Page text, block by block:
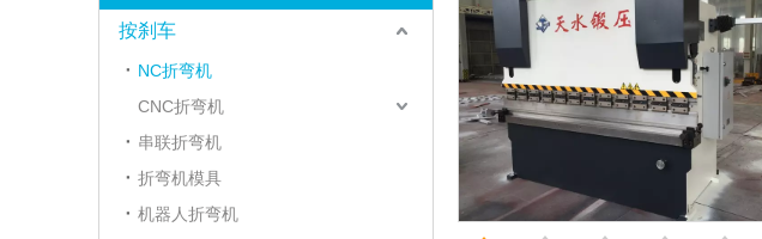
按刹车
NC折弯机
CNC折弯机
串联折弯机
折弯机模具
机器人折弯机